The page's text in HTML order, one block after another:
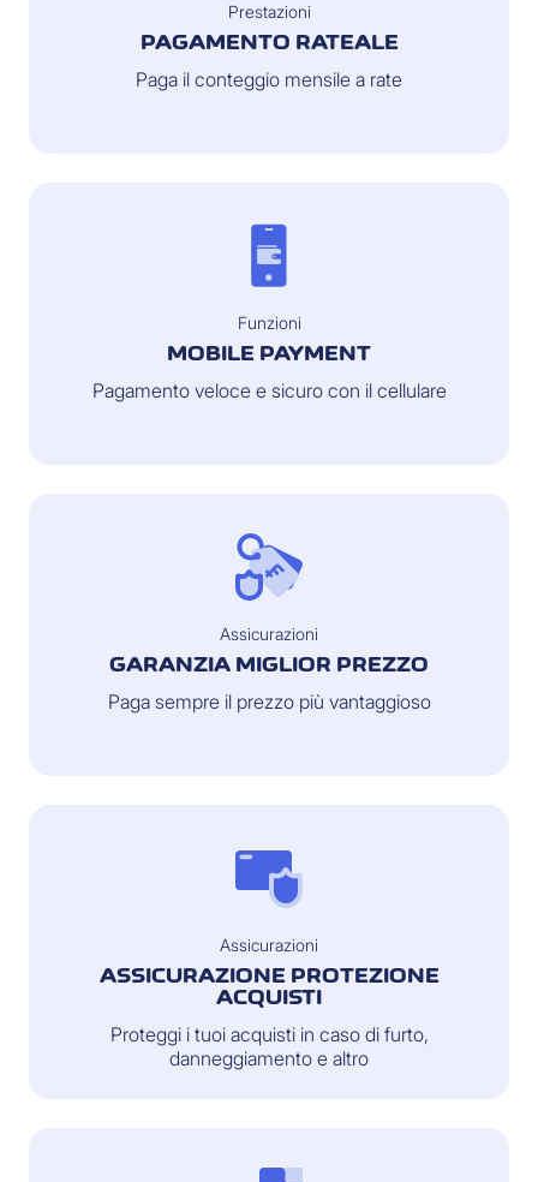
Prestazioni
PAGAMENTO RATEALE
Paga il conteggio mensile a rate
Funzioni
MOBILE PAYMENT
Pagamento veloce e sicuro con il cellulare
Assicurazioni
GARANZIA MIGLIOR PREZZO
Paga sempre il prezzo più vantaggioso
Assicurazioni
ASSICURAZIONE PROTEZIONE
ACQUISTI
Proteggi i tuoi acquisti in caso di furto,
danneggiamento e altro